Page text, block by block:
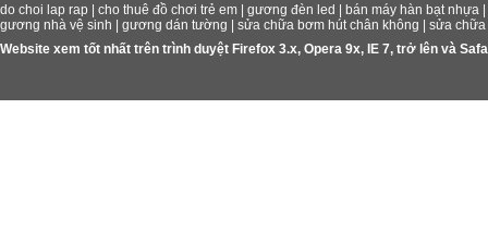
do choi lap rap cho thuê đồ chơi trẻ em gương đèn led bán máy hàn bạt nhựa
gương nhà vệ sinh
gương dán tường sửa chữa bơm hút chân không
sửa chữa
Website xem tốt nhất trên trình duyệt Firefox 3.x, Opera 9x, IE 7, trở lên và